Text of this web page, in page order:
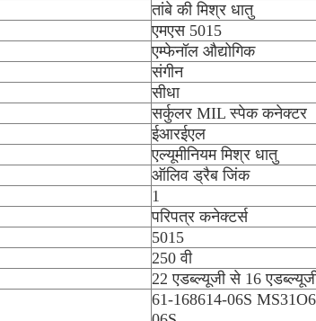
तांबे की मिश्र धातु
एमएस 5015
एम्फेनॉल औद्योगिक
संगीन
सीधा
सर्कुलर MIL स्पेक कनेक्टर
ईआरईएल
एल्यूमीनियम मिश्र धातु
ऑलिव ड्रैब जिंक
1
परिपत्र कनेक्टर्स
5015
250 वी
22 एडब्ल्यूजी से 16
61-168614-06S